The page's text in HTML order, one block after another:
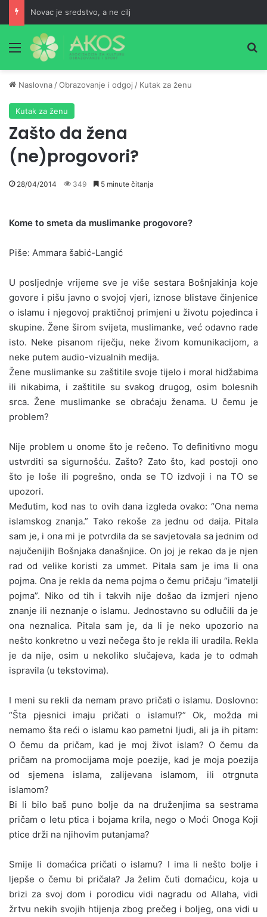
Novac je sredstvo, a ne cilj
Meni
Naslovna /Obrazovanje i odgoj / Kutak za ženu
Kutak za ženu
Zašto da žena
(ne)progovori?
28/04/2014 349 5 minute čitanja
Kome to smeta da muslimanke progovore?
Piše: Ammara šabić-Langić
U posljednje vrijeme sve je više sestara Bošnjakinja koje
govore i pišu javno o svojoj vjeri, iznose blistave činjenice
o islamu i njegovoj praktičnoj primjeni u životu pojedinca i
skupine. Žene širom svijeta, muslimanke, već odavno rade
isto. Neke pisanom riječju, neke živom komunikacijom, a
neke putem audio-vizualnih medija.
Žene muslimanke su zaštitile svoje tijelo i moral hidžabima
ili nikabima, i zaštitile su svakog drugog, osim bolesnih
srca. Žene muslimanke se obraćaju ženama. U čemu je
problem?
Nije problem u onome što je rečeno. To definitivno mogu
ustvrditi sa sigurnošću. Zašto? Zato što, kad postoji ono
što je loše ili pogrešno, onda se TO izdvoji i na TO se
upozori.
Međutim, kod nas to ovih dana izgleda ovako: “Ona nema
islamskog znanja.” Tako rekoše za jednu od daija. Pitala
sam je, i ona mi je potvrdila da se savjetovala sa jednim od
najučenijih Bošnjaka današnjice. On joj je rekao da je njen
rad od velike koristi za ummet. Pitala sam je ima li ona
pojma. Ona je rekla da nema pojma o čemu pričaju “imatelji
pojma”. Niko od tih i takvih nije došao da izmjeri njeno
znanje ili neznanje o islamu. Jednostavno su odlučili da je
ona neznalica. Pitala sam je, da li je neko upozorio na
nešto konkretno u vezi nečega što je rekla ili uradila. Rekla
je da nije, osim u nekoliko slučajeva, kada je to odmah
ispravila (u tekstovima).
I meni su rekli da nemam pravo pričati o islamu. Doslovno:
“Šta pjesnici imaju pričati o islamu!?” Ok, možda mi
nemamo šta reći o islamu kao pametni ljudi, ali ja ih pitam:
O čemu da pričam, kad je moj život islam? O čemu da
pričam na promocijama moje poezije, kad je moja poezija
od sjemena islama, zalijevana islamom, ili otrgnuta
islamom?
Bi li bilo baš puno bolje da na druženjima sa sestrama
pričam o letu ptica i bojama krila, nego o Moći Onoga Koji
ptice drži na njihovim putanjama?
Smije li domaćica pričati o islamu? I ima li nešto bolje i
ljepše o čemu bi pričala? Ja želim čuti domaćicu, koja u
brizi za svoj dom i porodicu vidi nagradu od Allaha, vidi
žrtvu nekih svojih htijenja zbog prečeg i boljeg, ona vidi u